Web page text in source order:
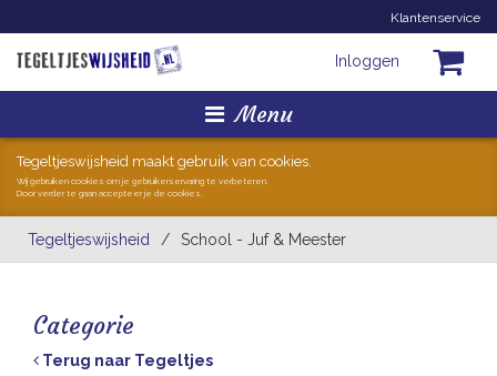
Klantenservice
Inloggen
Menu
Homepage
Tegeltjes
Tegeltjeswijsheid maakt gebruik van cookies.
Wij gebruiken cookies om je gebruikerservaring te verbeteren.
Door verder te gaan accepteer je de cookies.
Tegeltjeswijsheid / School - Juf & Meester
Categorie
Terug naar Tegeltjes